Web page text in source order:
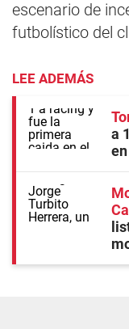
escenario de
futbolístico del
LEE ADEMÁS
a